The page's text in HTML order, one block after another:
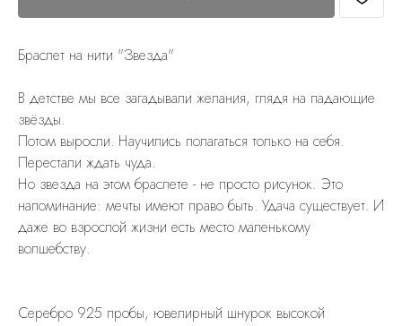
Браслет на нити "Звезда"
В детстве мы все загадывали желания, глядя на падающие
звёзды.
Потом выросли. Научились полагаться только на себя.
Перестали ждать чуда.
Но звезда на этом браслете - не просто рисунок. Это
напоминание: мечты имеют право быть. Удача существует. И
даже во взрослой жизни есть место маленькому
волшебству.
Cеребро 925 пробы, ювелирный шнурок высокой